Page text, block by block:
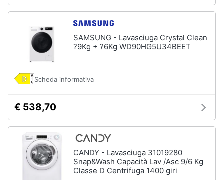
SAMSUNG - Lavasciuga Crystal Clean
?9Kg + ?6Kg WD90HG5U34BEET
Scheda informativa
€ 538,70
CANDY - Lavasciuga 31019280
Snap&Wash Capacità Lav /Asc 9/6 Kg
Classe D Centrifuga 1400 giri